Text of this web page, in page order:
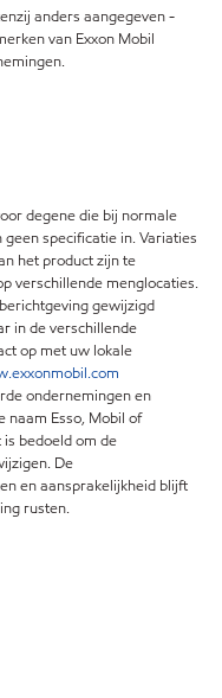
anders aangegeven -
van Exxon Mobil
degene die bij normale
specificatie in. Variaties
het product zijn te
verschillende menglocaties.
gewijzigd
in de verschillende
op met uw lokale
ondernemingen en
naam Esso, Mobil of
bedoeld om de
De
en aansprakelijkheid blijft
rusten.